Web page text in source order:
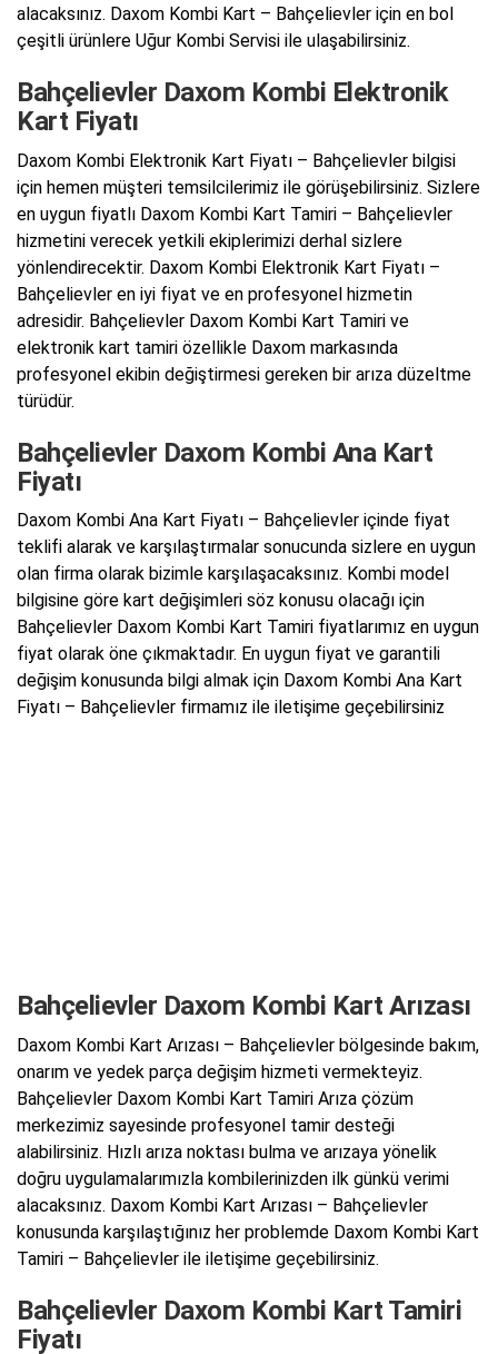
alacaksınız. Daxom Kombi Kart – Bahçelievler için en bol
çeşitli ürünlere Uğur Kombi Servisi ile ulaşabilirsiniz.
Bahçelievler Daxom Kombi Elektronik
Kart Fiyatı
Daxom Kombi Elektronik Kart Fiyatı – Bahçelievler bilgisi
için hemen müşteri temsilcilerimiz ile görüşebilirsiniz. Sizlere
en uygun fiyatlı Daxom Kombi Kart Tamiri – Bahçelievler
hizmetini verecek yetkili ekiplerimizi derhal sizlere
yönlendirecektir. Daxom Kombi Elektronik Kart Fiyatı –
Bahçelievler en iyi fiyat ve en profesyonel hizmetin
adresidir. Bahçelievler Daxom Kombi Kart Tamiri ve
elektronik kart tamiri özellikle Daxom markasında
profesyonel ekibin değiştirmesi gereken bir arıza düzeltme
türüdür.
Bahçelievler Daxom Kombi Ana Kart
Fiyatı
Daxom Kombi Ana Kart Fiyatı – Bahçelievler içinde fiyat
teklifi alarak ve karşılaştırmalar sonucunda sizlere en uygun
olan firma olarak bizimle karşılaşacaksınız. Kombi model
bilgisine göre kart değişimleri söz konusu olacağı için
Bahçelievler Daxom Kombi Kart Tamiri fiyatlarımız en uygun
fiyat olarak öne çıkmaktadır. En uygun fiyat ve garantili
değişim konusunda bilgi almak için Daxom Kombi Ana Kart
Fiyatı – Bahçelievler firmamız ile iletişime geçebilirsiniz
Bahçelievler Daxom Kombi Kart Arızası
Daxom Kombi Kart Arızası – Bahçelievler bölgesinde bakım,
onarım ve yedek parça değişim hizmeti vermekteyiz.
Bahçelievler Daxom Kombi Kart Tamiri Arıza çözüm
merkezimiz sayesinde profesyonel tamir desteği
alabilirsiniz. Hızlı arıza noktası bulma ve arızaya yönelik
doğru uygulamalarımızla kombilerinizden ilk günkü verimi
alacaksınız. Daxom Kombi Kart Arızası – Bahçelievler
konusunda karşılaştığınız her problemde Daxom Kombi Kart
Tamiri – Bahçelievler ile iletişime geçebilirsiniz.
Bahçelievler Daxom Kombi Kart Tamiri
Fiyatı